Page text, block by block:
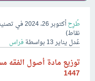
طُرِحأكتوبر 26، 2024 في
نقاط)
عُدل يناير 13 بواسطةفراس
1447